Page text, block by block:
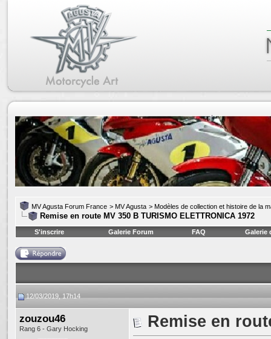
MV Agusta Forum France > MV Agusta > Modèles de collection et histoire de la
Remise en route MV 350 B TURISMO ELETTRONICA 1972
S'inscrire Galerie Forum FAQ Galerie
12/03/2019, 17h14
zouzou46
Rang 6 - Gary Hocking Remise en